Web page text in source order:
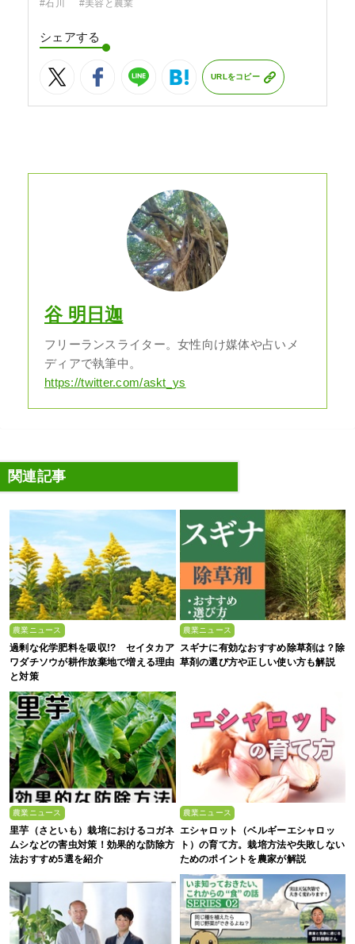
#石川 #美容と農業
シェアする
URLをコピー
谷 明日迦
フリーランスライター。女性向け媒体や占いメ
ディアで執筆中。
https://twitter.com/askt_ys
関連記事
農業ニュース
過剰な化学肥料を吸収!? セイタカア
ワダチソウが耕作放棄地で増える理由
と対策
農業ニュース
スギナに有効なおすすめ除草剤は？除
草剤の選び方や正しい使い方も解説
農業ニュース
里芋（さといも）栽培におけるコガネ
ムシなどの害虫対策！効果的な防除方
法おすすめ5選を紹介
農業ニュース
エシャロット（ベルギーエシャロッ
ト）の育て方。栽培方法や失敗しない
ためのポイントを農家が解説